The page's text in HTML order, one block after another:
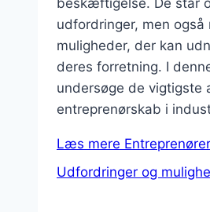
beskæftigelse. De står
udfordringer, men også
muligheder, der kan
deres forretning. I
undersøge de vigtigste
entreprenørskab i
Læs mere
Udfordringer og